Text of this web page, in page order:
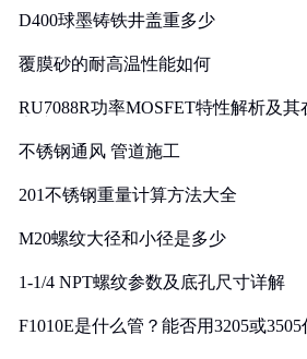
D400球墨铸铁井盖重多少
覆膜砂的耐高温性能如何
RU7088R功率MOSFET特性解析及
不锈钢通风 管道施工
201不锈钢重量计算方法大全
M20螺纹大径和小径是多少
1-1/4 NPT螺纹参数及底孔尺寸详解
F1010E是什么管？能否用3205或3505